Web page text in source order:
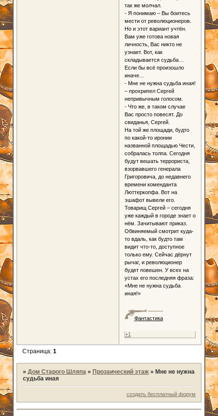
так же молчал.
- Я понимаю – Вы боитесь
мести от революционеров.
Но и этот вариант учтён.
Вам уже готова новая
личность, Вас никто не
узнает. Вот, как
складывается судьба…
Если бы всё произошло
иначе…
- Мне не нужна судьба иная!
– прохрипел Сергей
непривычным голосом.
- Что же, в таком случае
Вас просто повесят. До
свиданья, Сергей.
На той же площади, будто
по какой-то иронии
названной площадью Чести,
собралась толпа. Сегодня
будут вешать террориста,
взорвавшего генерала
Григоровича, до недавнего
времени коменданта
Люттеркопфа. Вот на
эшафот вывели его.
Товарищ Сергей – сегодня
уже каждый в городе знает о
нём. Зачитывают приказ.
Обвиняемый смотрит куда-
то вдаль, как будто там
видит что-то, доступное
только ему. Сейчас дёрнут
рычаг, и революционер
будет повешен. У всех на
устах его последняя фраза:
«Мне не нужна судьба
иная!»
Фантастика
+1
Страница: 1
» Дом Старого Шляпа » Прозаический этаж » Мне не нужна
судьба иная
создать бесплатный форум